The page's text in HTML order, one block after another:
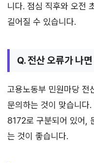
니다. 점심 직후와 오전
길어질 수 있습니다.
Q. 전산 오류가 나
고용노동부 민원마당
문의하는 것이 맞습니
8172로 구분되어 있어,
는 것이 좋습니다.